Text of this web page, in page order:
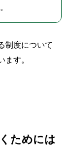
制度について
ます。
ためには